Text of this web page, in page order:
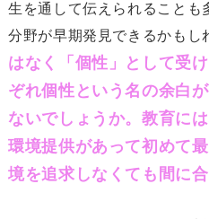
生を通して伝えられることも
分野が早期発見できるかもし
はなく「個性」として受
ぞれ個性という名の余白
ないでしょうか。教育に
環境提供があって初めて
境を追求しなくても間に